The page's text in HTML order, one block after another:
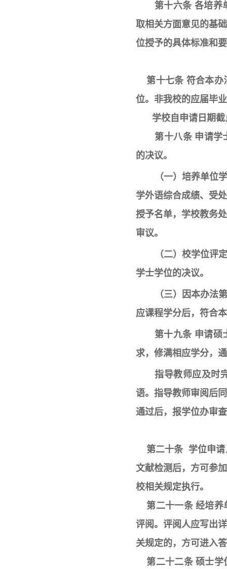
第十六条 各培养
取相关方面意见的基
位授予的具体标准和
第十七条 符合本办
位。非我校的应届毕
学校自申请日期
第十八条 申请学
的决议。
（一）培养单位
学外语综合成绩、受
授予名单，学校教务
审议。
（二）校学位评
学士学位的决议。
（三）因本办法
应课程学分后，符合
第十九条 申请硕
求，修满相应学分，
指导教师应及时
语。指导教师审阅后
通过后，报学位办审
第二十条 学位申请
文献检测后，方可参
校相关规定执行。
第二十一条 经培养
评阅。评阅人应写出
关规定的，方可进入
第二十二条 硕士学